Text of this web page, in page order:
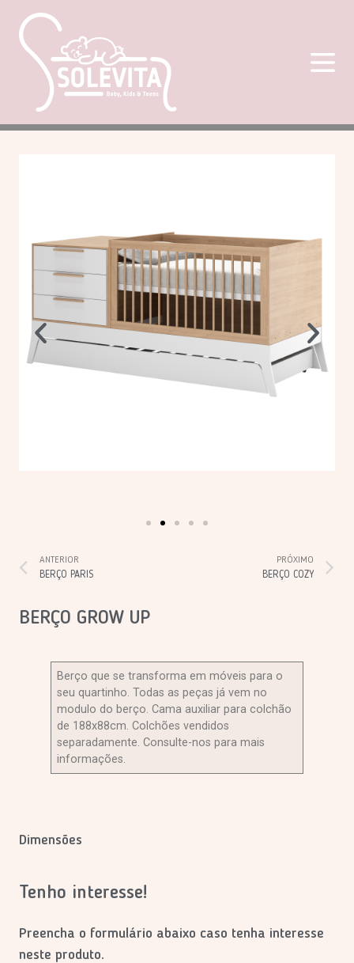
ANTERIOR
BERÇO PARIS
PRÓXIMO
BERÇO COZY
BERÇO GROW UP
Berço que se transforma em móveis para o
seu quartinho. Todas as peças já vem no
modulo do berço. Cama auxiliar para colchão
de 188x88cm. Colchões vendidos
separadamente. Consulte-nos para mais
informações.
Dimensões
Tenho interesse!
Preencha o formulário abaixo caso tenha interesse
neste produto.